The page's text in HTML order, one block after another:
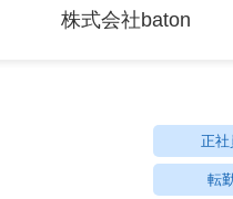
株式会社baton
正社
転